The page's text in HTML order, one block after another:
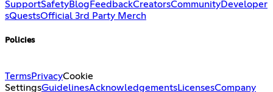
SupportSafetyBlog FeedbackCreatorsCommunityDeveloper
sQuestsOfficial 3rd Party Merch
Policies
TermsPrivacyCookie
SettingsGuidelinesAcknowledgementsLicensesCompany